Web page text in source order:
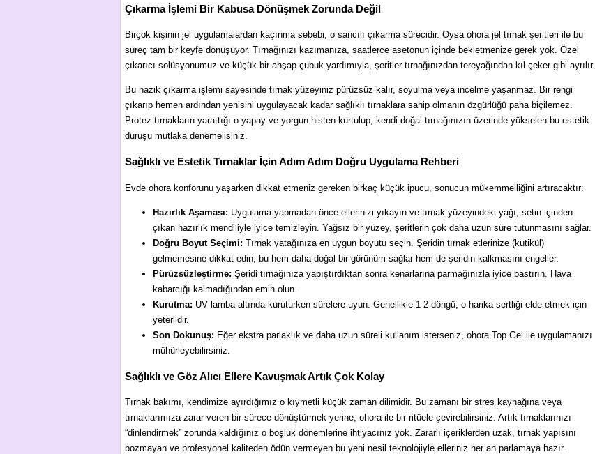
Çıkarma İşlemi Bir Kabusa Dönüşmek Zorunda Değil
Birçok kişinin jel uygulamalardan kaçınma sebebi, o sancılı çıkarma sürecidir. Oysa ohora jel tırnak şeritleri ile bu
süreç tam bir keyfe dönüşüyor. Tırnağınızı kazımanıza, saatlerce asetonun içinde bekletmenize gerek yok. Özel
çıkarıcı solüsyonumuz ve küçük bir ahşap çubuk yardımıyla, şeritler tırnağınızdan tereyağından kıl çeker gibi ayrılır.
Bu nazik çıkarma işlemi sayesinde tırnak yüzeyiniz pürüzsüz kalır, soyulma veya incelme yaşanmaz. Bir rengi
çıkarıp hemen ardından yenisini uygulayacak kadar sağlıklı tırnaklara sahip olmanın özgürlüğü paha biçilemez.
Protez tırnakların yarattığı o yapay ve yorgun histen kurtulup, kendi doğal tırnağınızın üzerinde yükselen bu estetik
duruşu mutlaka denemelisiniz.
Sağlıklı ve Estetik Tırnaklar İçin Adım Adım Doğru Uygulama Rehberi
Evde ohora konforunu yaşarken dikkat etmeniz gereken birkaç küçük ipucu, sonucun mükemmelliğini artıracaktır:
Hazırlık Aşaması: Uygulama yapmadan önce ellerinizi yıkayın ve tırnak yüzeyindeki yağı, setin içinden
çıkan hazırlık mendiliyle iyice temizleyin. Yağsız bir yüzey, şeritlerin çok daha uzun süre tutunmasını sağlar.
Doğru Boyut Seçimi: Tırnak yatağınıza en uygun boyutu seçin. Şeridin tırnak etlerinize (kutikül)
gelmemesine dikkat edin; bu hem daha doğal bir görünüm sağlar hem de şeridin kalkmasını engeller.
Pürüzsüzleştirme: Şeridi tırnağınıza yapıştırdıktan sonra kenarlarına parmağınızla iyice bastırın. Hava
kabarcığı kalmadığından emin olun.
Kurutma: UV lamba altında kuruturken sürelere uyun. Genellikle 1-2 döngü, o harika sertliği elde etmek için
yeterlidir.
Son Dokunuş: Eğer ekstra parlaklık ve daha uzun süreli kullanım isterseniz, ohora Top Gel ile uygulamanızı
mühürleyebilirsiniz.
Sağlıklı ve Göz Alıcı Ellere Kavuşmak Artık Çok Kolay
Tırnak bakımı, kendimize ayırdığımız o kıymetli küçük zaman dilimidir. Bu zamanı bir stres kaynağına veya
tırnaklarımıza zarar veren bir sürece dönüştürmek yerine, ohora ile bir ritüele çevirebilirsiniz. Artık tırnaklarınızı
“dinlendirmek” zorunda kaldığınız o boşluk dönemlerine ihtiyacınız yok. Zararlı içeriklerden uzak, tırnak yapısını
bozmayan ve profesyonel kaliteden ödün vermeyen bu yeni nesil teknolojiyle elleriniz her an parlamaya hazır.